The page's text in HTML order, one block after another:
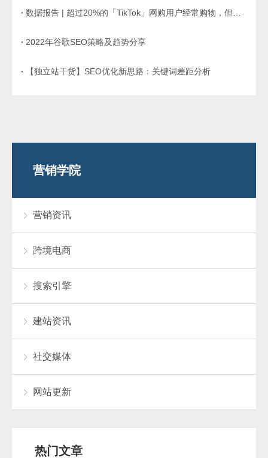
2022年谷歌SEO策略及趋势分享
【独立站干货】SEO优化新思路：关键词差距分析
营销学院
营销资讯
跨境电商
搜索引擎
建站资讯
社交媒体
网站更新
热门文章